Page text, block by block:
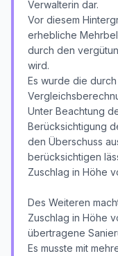
Verwalterin dar.
Vor diesem
erhebliche
durch den
wird.
Es wurde die
Unter Beachtung
Berücksichtigung
den Überschuss
berücksichtigen
Zuschlag in Höhe
Des Weiteren
Zuschlag in Höhe
übertragene
Es musste mit